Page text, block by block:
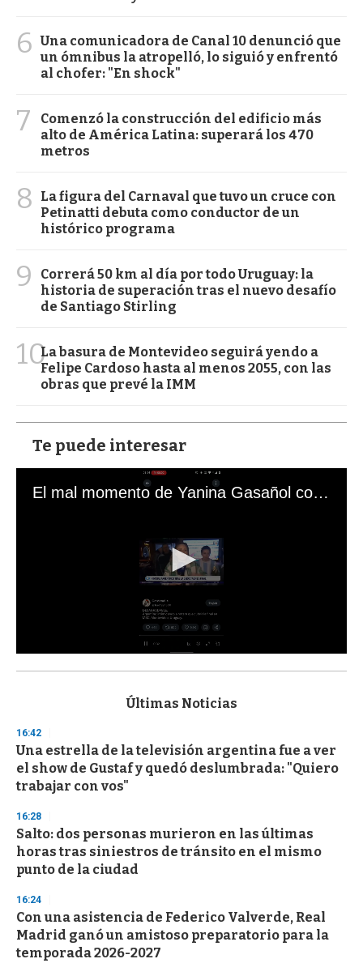
6 Una comunicadora de Canal 10 denunció que
un ómnibus la atropelló, lo siguió y enfrentó
al chofer: "En shock"
7
Comenzó la construcción del edificio más
alto de América Latina: superará los 470
metros
8
La figura del Carnaval que tuvo un cruce con
Petinatti debuta como conductor de un
histórico programa
9
Correrá 50 km al día por todo Uruguay: la
historia de superación tras el nuevo desafío
de Santiago Stirling
10La basura de Montevideo seguirá yendo a
Felipe Cardoso hasta al menos 2055, con las
obras que prevé la IMM
Te puede interesar
El mal momento de Yanina Gasañol con un hincha argentino en "Subrayado"
s
d
s
o
f
3
s
e
c
o
n
d
Últimas Noticias
16:42
Una estrella de la televisión argentina fue a ver
el show de Gustaf y quedó deslumbrada: "Quiero
trabajar con vos"
16:28
Salto: dos personas murieron en las últimas
horas tras siniestros de tránsito en el mismo
punto de la ciudad
16:24
Con una asistencia de Federico Valverde, Real
Madrid ganó un amistoso preparatorio para la
temporada 2026-2027